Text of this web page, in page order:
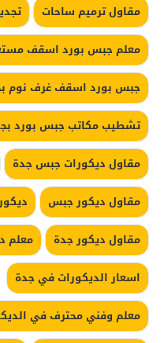
مقاول ترميم ساحات
معلم جبس بورد اسقف
جبس بورد اسقف غرف نوم
تشطيب مكاتب جبس بورد
مقاول ديكورات جبس جدة
مقاول ديكور جبس
مقاول ديكور جدة
معلم
اسعار الديكورات في جدة
معلم وفني محترف في